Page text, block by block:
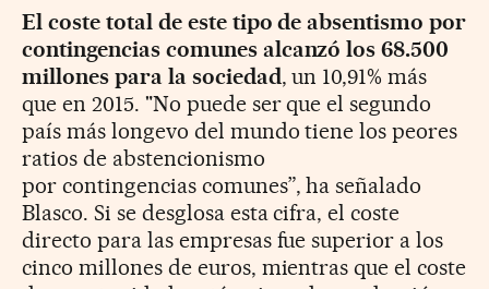
El coste total de este tipo de absentismo por
contingencias comunes alcanzó los 68.500
millones para la sociedad, un 10,91% más
que en 2015. "No puede ser que el segundo
país más longevo del mundo tiene los peores
ratios de abstencionismo
por contingencias comunes”, ha señalado
Blasco. Si se desglosa esta cifra, el coste
directo para las empresas fue superior a los
cinco millones de euros, mientras que el coste